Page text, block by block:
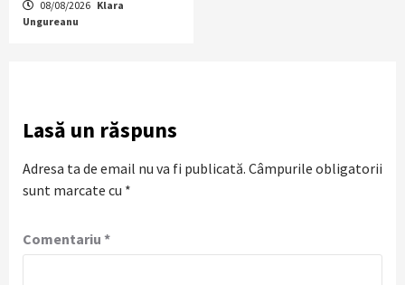
08/08/2026 Klara
Ungureanu
Lasă un răspuns
Adresa ta de email nu va fi publicată. Câmpurile obligatorii
sunt marcate cu *
Comentariu *